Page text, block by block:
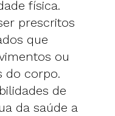
física.
prescritos
que
ou
do corpo.
de
da saúde a